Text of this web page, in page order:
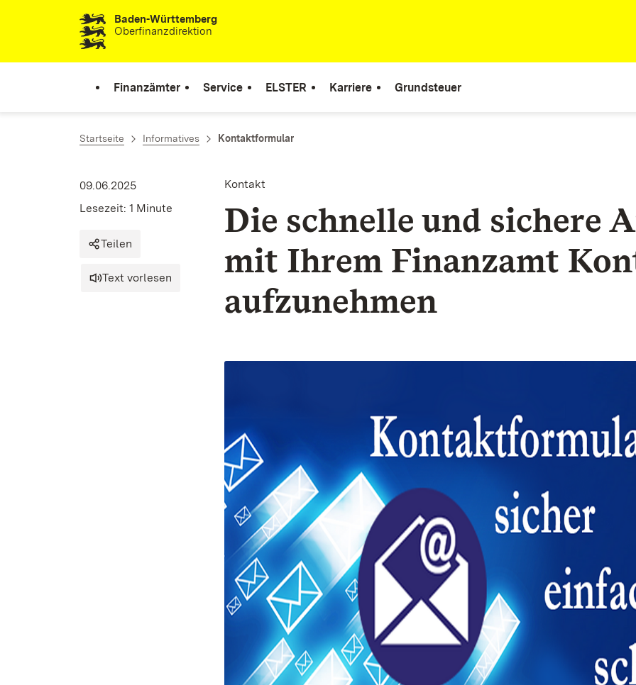
Zum Inhalt springenBaden-Württemberg
Oberfinanzdirektion
Finanzämter Service ELSTER Karriere Grundsteuer
Startseite Informatives Kontaktformular
Kontakt
Die schnelle und sichere
mit Ihrem Finanzamt
aufzunehmen
09.06.2025
Lesezeit: 1 Minute
Teilen
Text vorlesen